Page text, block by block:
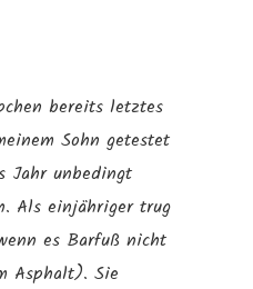
bereits letztes
Sohn getestet
Jahr unbedingt
Als einjähriger trug
es Barfuß nicht
Asphalt). Sie